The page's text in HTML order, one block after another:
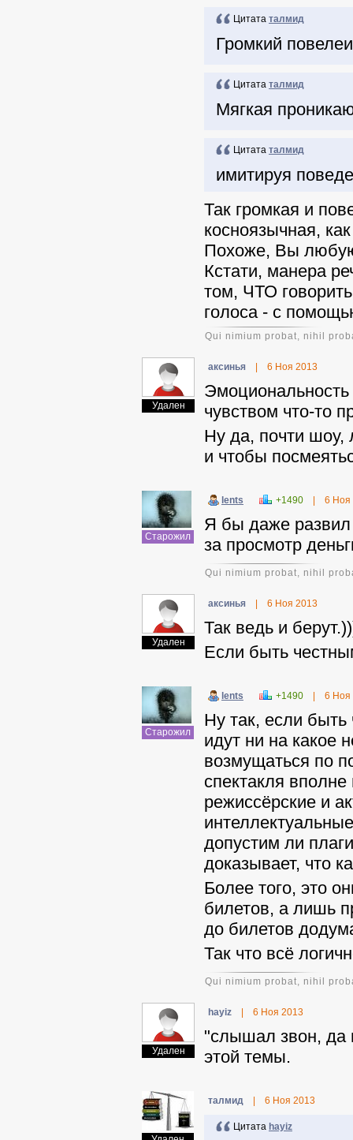
Цитата талмид
Громкий
Цитата талмид
Мягкая
Цитата талмид
имитируя
Так громкая и
косноязычная,
Похоже, Вы
Кстати, манера
том, ЧТО
голоса - с
Qui nimium probat, nihil
Удален
аксинья 6 Ноя 2013
чувством что-то
Ну да, почти
и чтобы
Старожил
lents +1490 6 Ноя
Я бы даже развил
за просмотр
Qui nimium probat, nihil
Удален
аксинья 6 Ноя 2013
Так ведь и
Если быть
Старожил
lents +1490 6 Ноя
Ну так, если
идут ни на какое
возмущаться по
спектакля
режиссёрские и
допустим ли
доказывает, что
Более того, это
билетов, а лишь
до билетов
Так что всё
Qui nimium probat, nihil
Удален
hayiz 6 Ноя 2013
"слышал звон, да
этой темы.
талмид 6 Ноя 2013
Цитата hayiz